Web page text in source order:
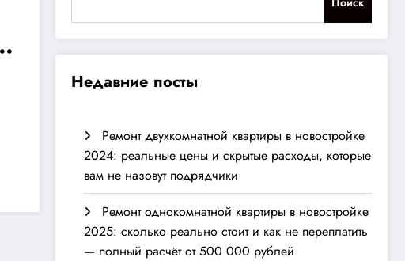
Недавние посты
Ремонт двухкомнатной квартиры в новостройке
2024: реальные цены и скрытые расходы, которые
вам не назовут подрядчики
Ремонт однокомнатной квартиры в новостройке
2025: сколько реально стоит и как не переплатить
— полный расчёт от 500 000 рублей